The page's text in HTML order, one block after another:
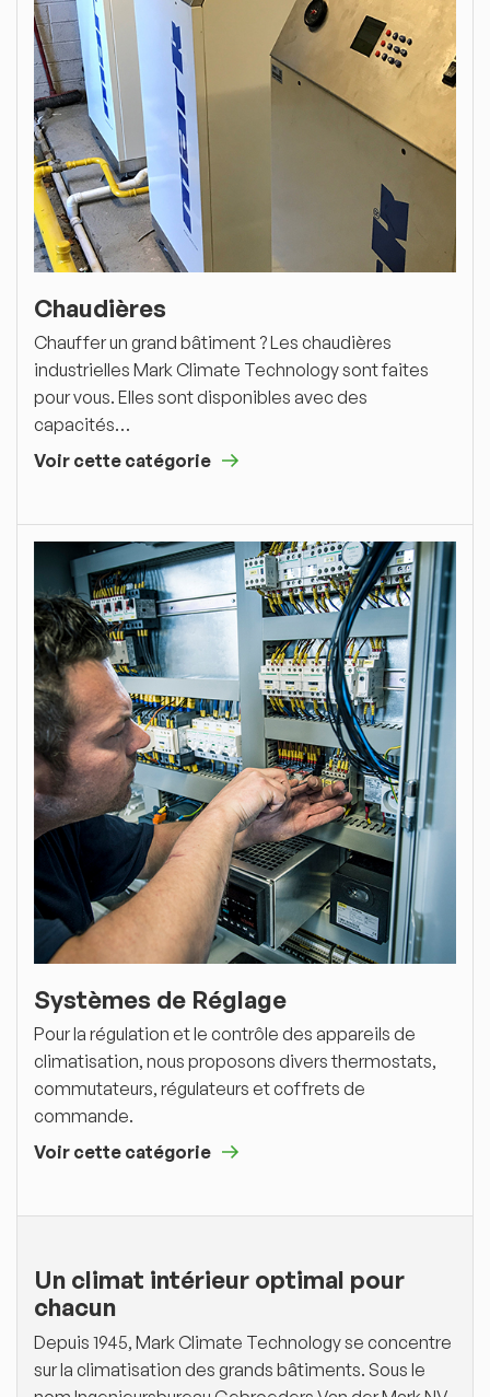
Chaudières
Chauffer un grand bâtiment ? Les chaudières
industrielles Mark Climate Technology sont faites
pour vous. Elles sont disponibles avec des
capacités…
Voir cette catégorie
Systèmes de Réglage
Pour la régulation et le contrôle des appareils de
climatisation, nous proposons divers thermostats,
commutateurs, régulateurs et coffrets de
commande.
Voir cette catégorie
Un climat intérieur optimal pour
chacun
Depuis 1945, Mark Climate Technology se concentre
sur la climatisation des grands bâtiments. Sous le